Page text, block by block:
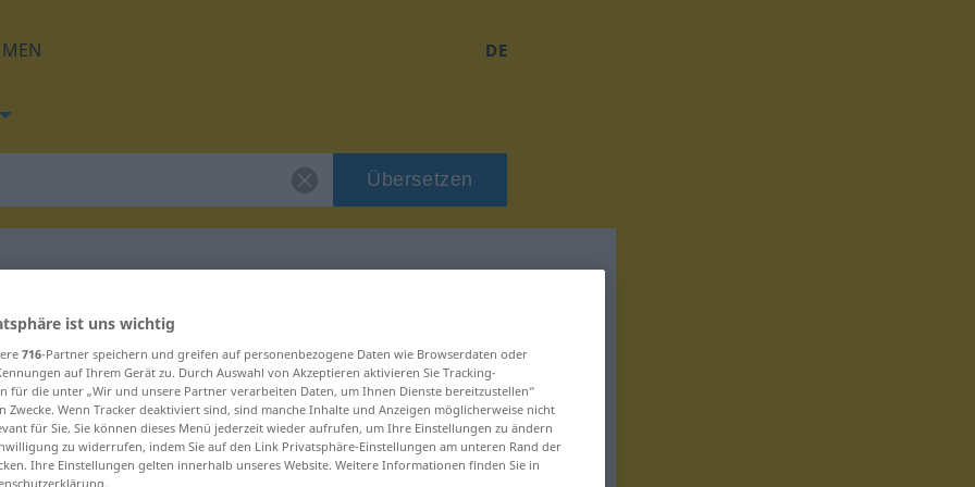
DE
Übersetzen
für "bager"
ist uns wichtig
716-Partner speichern und greifen auf personenbezogene Daten wie Browserdaten oder
auf Ihrem Gerät zu. Durch Auswahl von Akzeptieren aktivieren Sie Tracking-
für die unter „Wir und unsere Partner verarbeiten Daten, um Ihnen Dienste bereitzustellen“
Zwecke. Wenn Tracker deaktiviert sind, sind manche Inhalte und Anzeigen möglicherweise nicht
für Sie. Sie können dieses Menü jederzeit wieder aufrufen, um Ihre Einstellungen zu ändern
zu widerrufen, indem Sie auf den Link Privatsphäre-Einstellungen am unteren Rand der
Ihre Einstellungen gelten innerhalb unseres Website. Weitere Informationen finden Sie in